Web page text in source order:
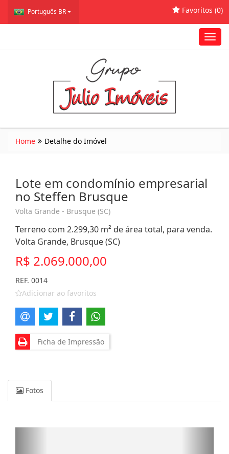
Português BR Favoritos (0)
Home Detalhe do Imóvel
Lote em condomínio empresarial
no Steffen Brusque
Volta Grande - Brusque (SC)
Terreno com 2.299,30 m² de área total, para venda.
Volta Grande, Brusque (SC)
R$ 2.069.000,00
REF. 0014
Adicionar ao favoritos
Ficha de Impressão
Fotos